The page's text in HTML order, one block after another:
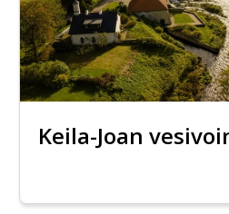
Keila-Joan